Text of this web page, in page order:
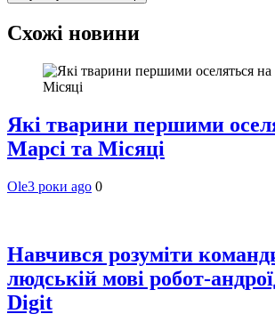
Схожі новини
Які тварини першими
Марсі та Місяці
Ole3 роки ago 0
Навчився розуміти
людській мові робот-
Digit